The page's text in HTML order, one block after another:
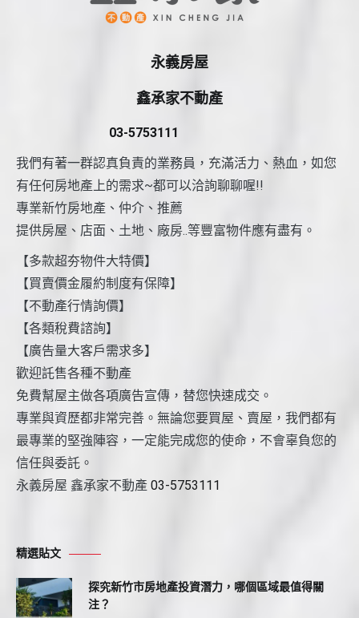
永義房屋
鑫承家不動產
03-5753111
我們有著一群認真負責的業務員，充滿活力、熱血，如您
有任何房地產上的需求~都可以洽詢聊聊喔!!
專業新竹房地產、仲介、推薦
提供房屋、店面、土地、廠房..等豐富物件應有盡有。
【多款超夯物件大特價】
【買賣價金履約制度有保障】
【不動產行情詢價】
【各類稅費諮詢】
【廣告量大客戶需求多】
歡迎託售各種不動產
免費幫屋主做各項廣告宣傳，替您快速成交。
專業與資歷都非常完善。無論您要買屋、賣屋，我們都有
最專業的堅強陣容，一定能完成您的使命，不會辜負您的
信任與委託。
永義房屋 鑫承家不動產 03-5753111
精選貼文
探究新竹市房地產投資潛力，哪個區域最值得關
注？